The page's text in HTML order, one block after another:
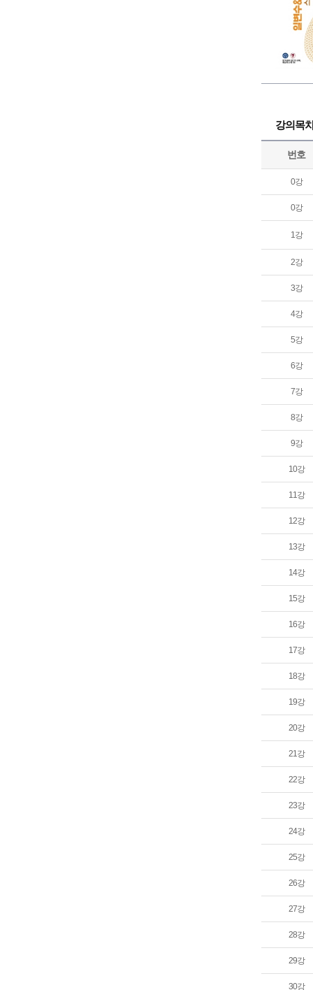
강의목
번호
0강
0강
1강
2강
3강
4강
5강
6강
7강
8강
9강
10강
11강
12강
13강
14강
15강
16강
17강
18강
19강
20강
21강
22강
23강
24강
25강
26강
27강
28강
29강
30강